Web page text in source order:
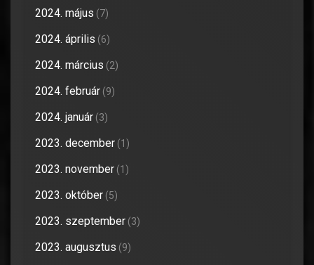
2024. május (7)
2024. április (6)
2024. március (2)
2024. február (9)
2024. január (3)
2023. december (1)
2023. november (1)
2023. október (5)
2023. szeptember (3)
2023. augusztus (9)